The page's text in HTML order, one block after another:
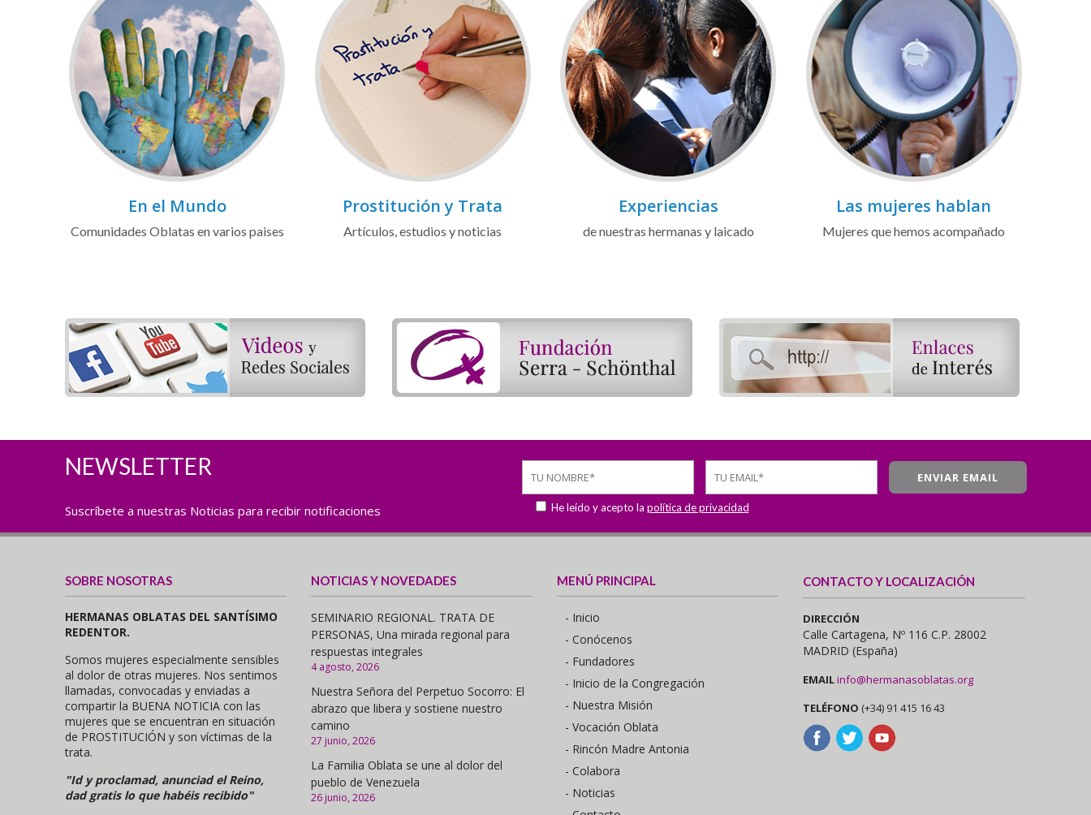
En el Mundo
Comunidades Oblatas en varios paises
Prostitución y Trata
Artículos, estudios y noticias
Experiencias
de nuestras hermanas y laicado
Las mujeres hablan
Mujeres que hemos acompañado
NEWSLETTER
Suscríbete a nuestras Noticias para recibir notificaciones He leído y acepto la política de privacidad
SOBRE NOSOTRAS
HERMANAS OBLATAS DEL SANTÍSIMO
REDENTOR.
Somos mujeres especialmente sensibles
al dolor de otras mujeres. Nos sentimos
llamadas, convocadas y enviadas a
compartir la BUENA NOTICIA con las
mujeres que se encuentran en situación
de PROSTITUCIÓN y son víctimas de la
trata.
"Id y proclamad, anunciad el Reino,
dad gratis lo que habéis recibido"
NOTICIAS Y NOVEDADES
SEMINARIO REGIONAL. TRATA DE
PERSONAS, Una mirada regional para
respuestas integrales
4 agosto, 2026
Nuestra Señora del Perpetuo Socorro: El
abrazo que libera y sostiene nuestro
camino
27 junio, 2026
La Familia Oblata se une al dolor del
pueblo de Venezuela
26 junio, 2026
MENÚ PRINCIPAL
- Inicio
- Conócenos
- Fundadores
- Inicio de la Congregación
- Nuestra Misión
- Vocación Oblata
- Rincón Madre Antonia
- Colabora
- Noticias
CONTACTO Y LOCALIZACIÓN
DIRECCIÓN
Calle Cartagena, Nº 116 C.P. 28002
MADRID (España)
EMAILinfo@hermanasoblatas.org
TELÉFONO (+34) 91 415 16 43